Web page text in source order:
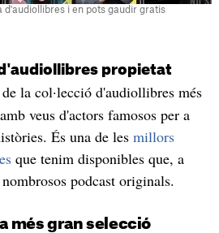
i en pots gaudir gratis
propietat
la col·lecció d'audiollibres més
veus d'actors famosos per a
És una de les millors
que tenim disponibles que, a
podcast originals.
més gran selecció